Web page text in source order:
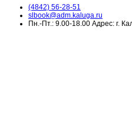
(4842) 56-28-51
slbook@adm.kaluga.ru
Пн.-Пт.: 9.00-18.00 Адрес: г.